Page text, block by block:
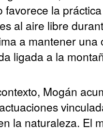
favorece la
al aire libre
a mantener una
ligada a la
Mogán
la naturaleza. El